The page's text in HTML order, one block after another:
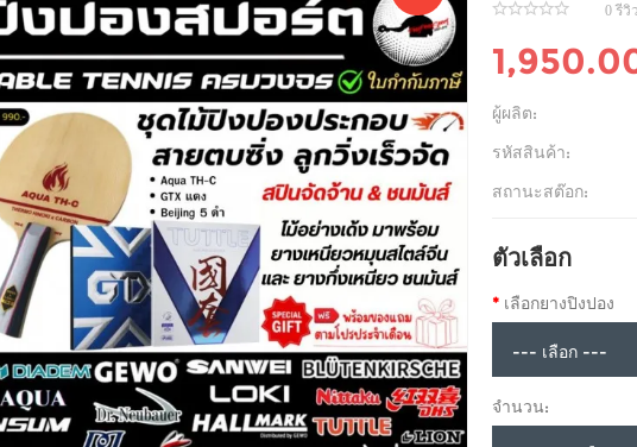
0 รีวิว
ผู้ผลิต:
รหัสสินค้า:
สถานะสต๊อก:
ตัวเลือก
เลือกยางปิงปอง
จำนวน: